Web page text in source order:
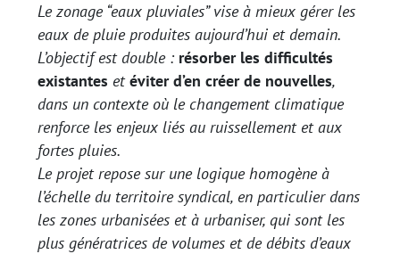
Le zonage “eaux pluviales” vise à mieux gérer les
eaux de pluie produites aujourd’hui et demain.
L’objectif est double : résorber les difficultés
existantes etéviter d’en créer de nouvelles,
dans un contexte où le changement climatique
renforce les enjeux liés au ruissellement et aux
fortes pluies.
Le projet repose sur une logique homogène à
l’échelle du territoire syndical, en particulier dans
les zones urbanisées et à urbaniser, qui sont les
plus génératrices de volumes et de débits d’eaux